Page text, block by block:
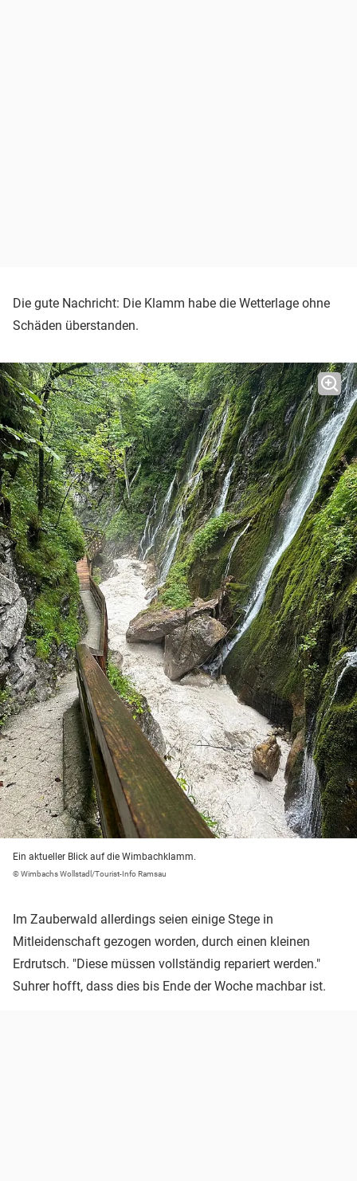
Die gute Nachricht: Die Klamm habe die Wetterlage ohne
Schäden überstanden.
Ein aktueller Blick auf die Wimbachklamm.
© Wimbachs Wollstadl/Tourist-Info Ramsau
Im Zauberwald allerdings seien einige Stege in
Mitleidenschaft gezogen worden, durch einen kleinen
Erdrutsch. "Diese müssen vollständig repariert werden."
Suhrer hofft, dass dies bis Ende der Woche machbar ist.